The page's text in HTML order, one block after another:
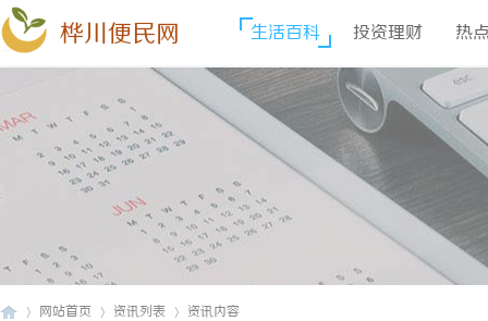
桦川便民网 生活百科 投资理财 热
网站首页 资讯列表 资讯内容